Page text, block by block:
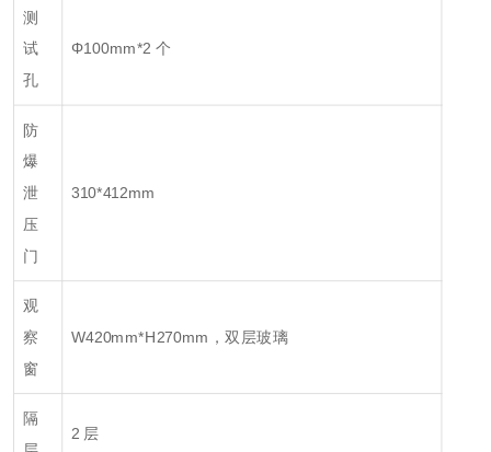
测
试
孔
Φ100mm*2 个
防
爆
泄
压
门
310*412mm
观
察
窗
W420mm*H270mm，双层玻璃
隔
2 层